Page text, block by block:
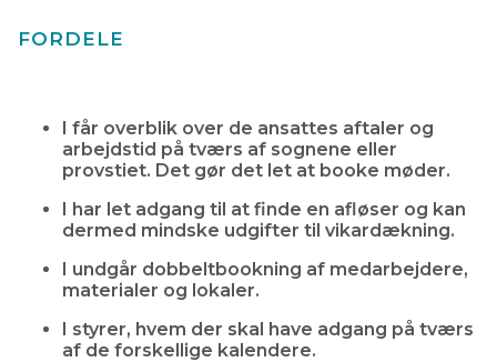
FORDELE
I får overblik over de ansattes aftaler og
arbejdstid på tværs af sognene eller
provstiet. Det gør det let at booke møder.
I har let adgang til at finde en afløser og kan
dermed mindske udgifter til vikardækning.
I undgår dobbeltbookning af medarbejdere,
materialer og lokaler.
I styrer, hvem der skal have adgang på tværs
af de forskellige kalendere.